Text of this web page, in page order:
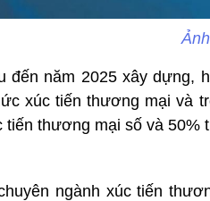
đến năm 2025 xây dựng,
xúc tiến thương mại và
tiến thương mại số và 50%
ngành xúc tiến